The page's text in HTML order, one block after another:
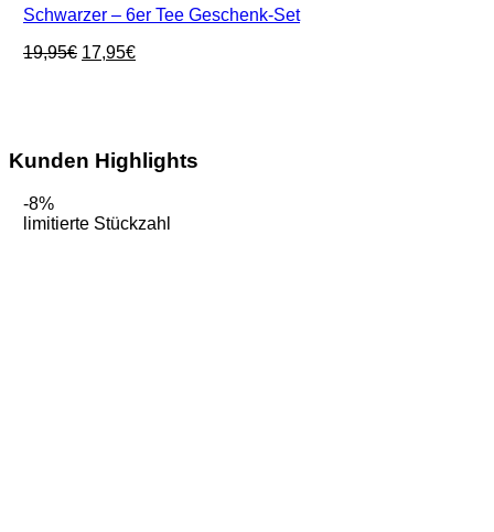
Schwarzer – 6er Tee Geschenk-Set
19,95€ Ursprünglicher
17,95€Aktueller
Kunden Highlights
-8%
limitierte Stückzahl